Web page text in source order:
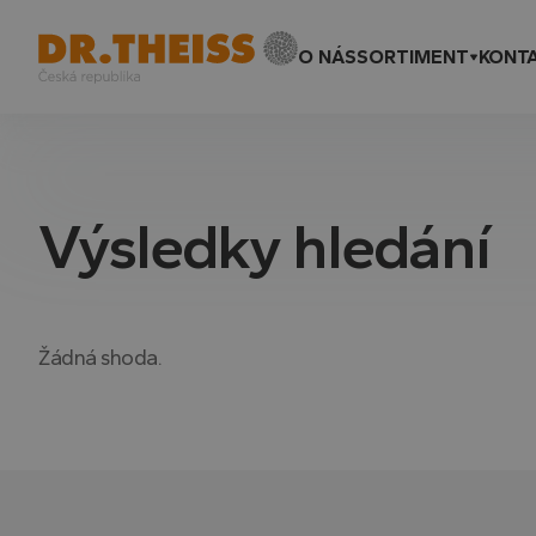
O NÁSSORTIMENT
Výsledky hledání
Žádná shoda.